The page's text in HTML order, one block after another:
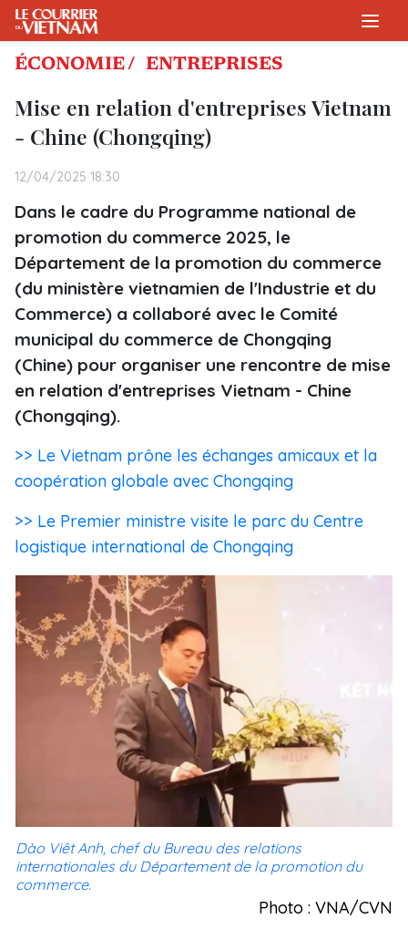
ÉCONOMIE / ENTREPRISES
Mise en relation d'entreprises Vietnam
- Chine (Chongqing)
12/04/2025 18:30
Dans le cadre du Programme national de
promotion du commerce 2025, le
Département de la promotion du commerce
(du ministère vietnamien de l'Industrie et du
Commerce) a collaboré avec le Comité
municipal du commerce de Chongqing
(Chine) pour organiser une rencontre de mise
en relation d'entreprises Vietnam - Chine
(Chongqing).
>> Le Vietnam prône les échanges amicaux et la
coopération globale avec Chongqing
>> Le Premier ministre visite le parc du Centre
logistique international de Chongqing
Dào Viêt Anh, chef du Bureau des relations
internationales du Département de la promotion du
commerce.
Photo : VNA/CVN